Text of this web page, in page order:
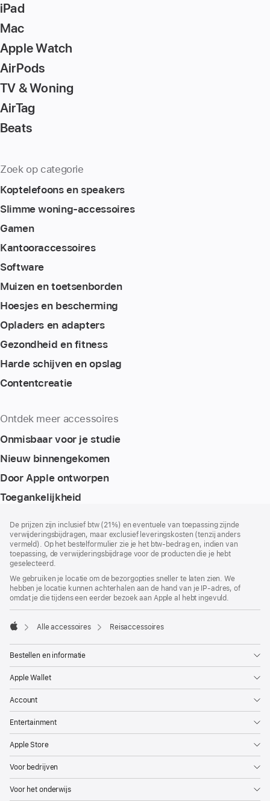
iPad
Mac
Apple Watch
AirPods
TV & Woning
AirTag
Beats
Zoek op categorie
Koptelefoons en speakers
Slimme woning-accessoires
Gamen
Kantoor­accessoires
Software
Muizen en toetsenborden
Hoesjes en bescherming
Opladers en adapters
Gezondheid en fitness
Harde schijven en opslag
Content­creatie
Ontdek meer accessoires
Onmisbaar voor je studie
Nieuw binnengekomen
Door Apple ontworpen
Toegankelijkheid
De prijzen zijn inclusief btw (21%) en eventuele van toepassing zijnde
verwijderingsbijdragen, maar exclusief leveringskosten (tenzij anders
vermeld). Op het bestelformulier zie je het btw-bedrag en, indien van
toepassing, de verwijderingsbijdrage voor de producten die je hebt
geselecteerd.
We gebruiken je locatie om de bezorgopties sneller te laten zien. We
hebben je locatie kunnen achterhalen aan de hand van je IP-adres, of
omdat je die tijdens een eerder bezoek aan Apple al hebt ingevuld.
Alle accessoires Reisaccessoires
Bestellen en informatie
Apple Wallet
Account
Entertainment
Apple Store
Voor bedrijven
Voor het onderwijs